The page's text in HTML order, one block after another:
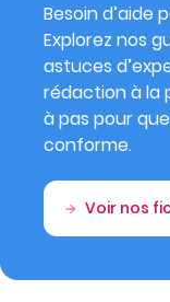
Besoin d’aide
Explorez nos
astuces
rédaction à la
à pas pour
conforme.
Voir nos